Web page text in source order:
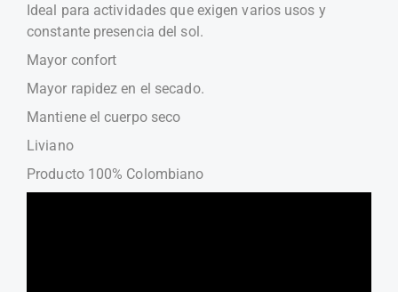
Ideal para actividades que exigen varios usos y
constante presencia del sol.
Mayor confort
Mayor rapidez en el secado.
Mantiene el cuerpo seco
Liviano
Producto 100% Colombiano